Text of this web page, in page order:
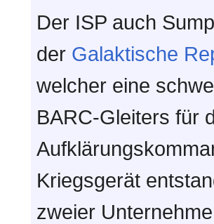
Der ISP auch
der Galaktische
welcher eine
BARC-Gleiters für
Kriegsgerät
zweier